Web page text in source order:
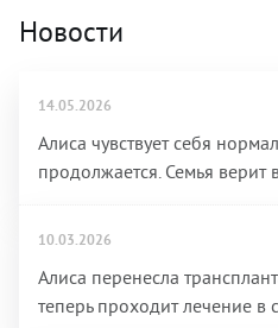
Новости
14.05.2026
Алиса чувствует себя
продолжается. Семья
10.03.2026
Алиса перенесла
теперь проходит лечение в